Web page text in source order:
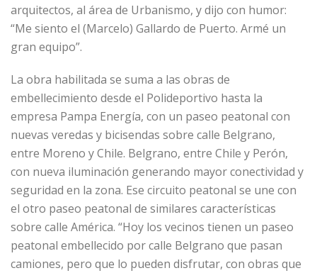
arquitectos, al área de Urbanismo, y dijo con humor:
“Me siento el (Marcelo) Gallardo de Puerto. Armé un
gran equipo”.
La obra habilitada se suma a las obras de
embellecimiento desde el Polideportivo hasta la
empresa Pampa Energía, con un paseo peatonal con
nuevas veredas y bicisendas sobre calle Belgrano,
entre Moreno y Chile. Belgrano, entre Chile y Perón,
con nueva iluminación generando mayor conectividad y
seguridad en la zona. Ese circuito peatonal se une con
el otro paseo peatonal de similares características
sobre calle América. “Hoy los vecinos tienen un paseo
peatonal embellecido por calle Belgrano que pasan
camiones, pero que lo pueden disfrutar, con obras que